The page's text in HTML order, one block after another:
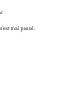
mal passé.